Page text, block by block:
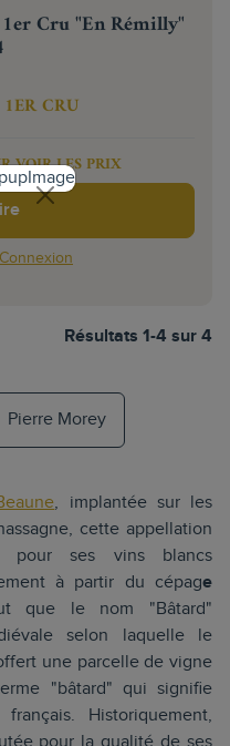
Cru "En Rémilly"
CRU
VOIR LES PRIX
Connexion
Résultats 1-4 sur 4
Pierre Morey
, implantée sur les
cette appellation
pour ses vins blancs
à partir du cépage
que le nom "Bâtard"
selon laquelle le
une parcelle de vigne
"bâtard" qui signifie
Historiquement,